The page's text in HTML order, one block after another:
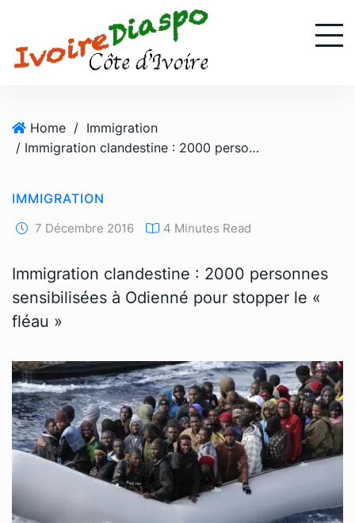
Home / Immigration
/ Immigration clandestine : 2000 personnes sensibilisées à Odienné pour stopper le « fléau »
IMMIGRATION
7 Décembre 2016 4 Minutes Read
Immigration clandestine : 2000 personnes
sensibilisées à Odienné pour stopper le «
fléau »